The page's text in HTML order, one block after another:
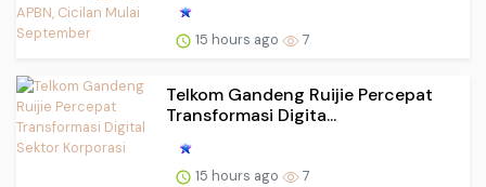
15 hours ago 7
Telkom Gandeng Ruijie Percepat
Transformasi Digita...
15 hours ago 7